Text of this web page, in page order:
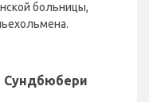
больницы,
Сундбюбери